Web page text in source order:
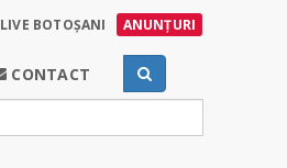
LIVE BOTOȘANI ANUNȚURI
CONTACT